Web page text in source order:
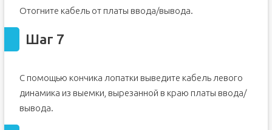
Отогните кабель от платы ввода/вывода.
Шаг 7
С помощью кончика лопатки выведите кабель левого
динамика из выемки, вырезанной в краю платы ввода/
вывода.